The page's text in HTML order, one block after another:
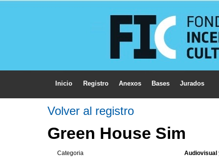
Inicio Registro Anexos Bases Jurados
Volver al registro
Green House Sim
Categoria
Audiovisual